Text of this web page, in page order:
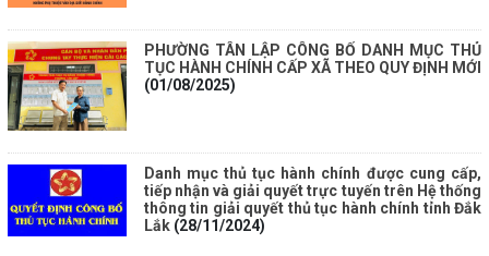
PHƯỜNG TÂN LẬP CÔNG BỐ DANH MỤC THỦ
TỤC HÀNH CHÍNH CẤP XÃ THEO QUY ĐỊNH MỚI
(01/08/2025)
Danh mục thủ tục hành chính được cung cấp,
tiếp nhận và giải quyết trực tuyến trên Hệ thống
thông tin giải quyết thủ tục hành chính tỉnh Đắk
Lắk (28/11/2024)